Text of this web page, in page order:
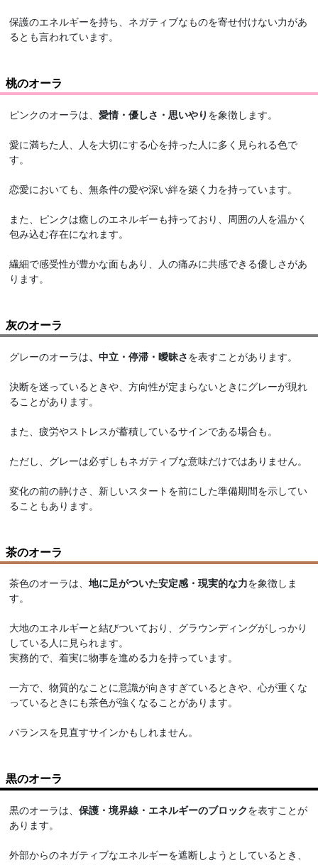
保護のエネルギーを持ち、ネガティブなものを寄せ付けない力があ
るとも言われています。
桃のオーラ
ピンクのオーラは、愛情・優しさ・思いやり を象徴します。
愛に満ちた人、人を大切にする心を持った人に多く見られる色で
す。
恋愛においても、無条件の愛や深い絆を築く力を持っています。
また、ピンクは癒しのエネルギーも持っており、周囲の人を温かく
包み込む存在になれます。
繊細で感受性が豊かな面もあり、人の痛みに共感できる優しさがあ
ります。
灰のオーラ
グレーのオーラは、中立・停滞・曖昧さを表すことがあります。
決断を迷っているときや、方向性が定まらないときにグレーが現れ
ることがあります。
また、疲労やストレスが蓄積しているサインである場合も。
ただし、グレーは必ずしもネガティブな意味だけではありません。
変化の前の静けさ、新しいスタートを前にした準備期間を示してい
ることもあります。
茶のオーラ
茶色のオーラは、地に足がついた安定感・現実的な力を象徴しま
す。
大地のエネルギーと結びついており、グラウンディングがしっかり
している人に見られます。
実務的で、着実に物事を進める力を持っています。
一方で、物質的なことに意識が向きすぎているときや、心が重くな
っているときにも茶色が強くなることがあります。
バランスを見直すサインかもしれません。
黒のオーラ
黒のオーラは、保護・境界線・エネルギーのブロックを表すことが
あります。
外部からのネガティブなエネルギーを遮断しようとしているとき、